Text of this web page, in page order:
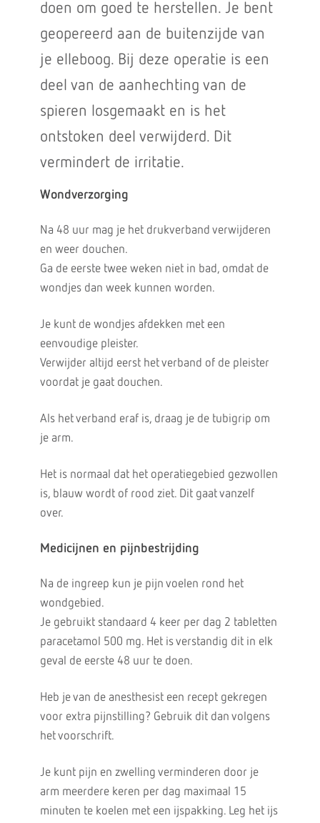
doen om goed te herstellen. Je bent
geopereerd aan de buitenzijde van
je elleboog. Bij deze operatie is een
deel van de aanhechting van de
spieren losgemaakt en is het
ontstoken deel verwijderd. Dit
vermindert de irritatie.
Wondverzorging
Na 48 uur mag je het drukverband verwijderen
en weer douchen.
Ga de eerste twee weken niet in bad, omdat de
wondjes dan week kunnen worden.
Je kunt de wondjes afdekken met een
eenvoudige pleister.
Verwijder altijd eerst het verband of de pleister
voordat je gaat douchen.
Als het verband eraf is, draag je de tubigrip om
je arm.
Het is normaal dat het operatiegebied gezwollen
is, blauw wordt of rood ziet. Dit gaat vanzelf
over.
Medicijnen en pijnbestrijding
Na de ingreep kun je pijn voelen rond het
wondgebied.
Je gebruikt standaard 4 keer per dag 2 tabletten
paracetamol 500 mg. Het is verstandig dit in elk
geval de eerste 48 uur te doen.
Heb je van de anesthesist een recept gekregen
voor extra pijnstilling? Gebruik dit dan volgens
het voorschrift.
Je kunt pijn en zwelling verminderen door je
arm meerdere keren per dag maximaal 15
minuten te koelen met een ijspakking. Leg het ijs